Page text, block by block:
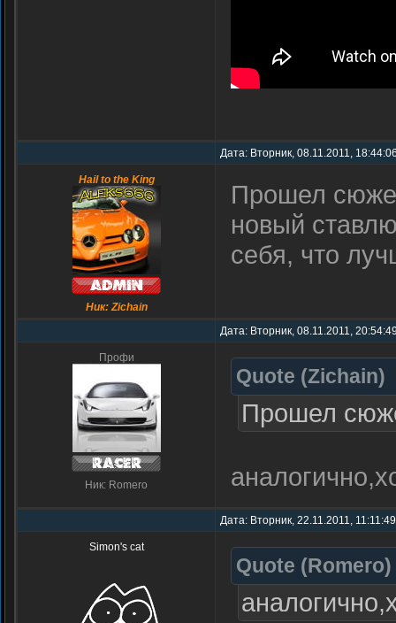
Дата: Вторник, 08.11.2011,
Hail to the King
Ник: Zichain
Прошел
новый
себя, что
Дата: Вторник, 08.11.2011,
Профи
Ник: Romero
Quote (Zichain)
Прошел
Дата: Вторник, 22.11.2011,
Simon's cat
Quote (Romero)